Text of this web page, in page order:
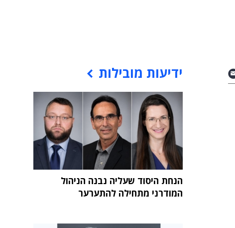
ידיעות מובילות
הנחת היסוד שעליה נבנה הניהול
המודרני מתחילה להתערער